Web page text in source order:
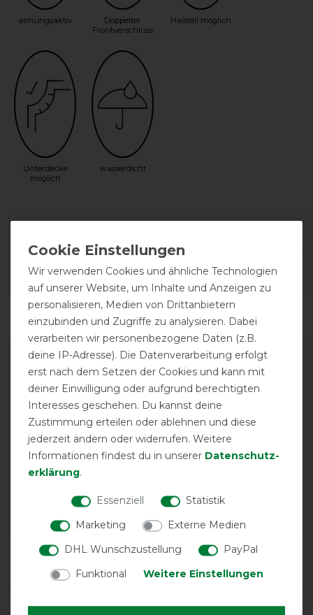
atmungsaktiv
Doppelter
Frontverschluss
Halsteil möglich
Unterdecke
möglich
wasserdicht
Wasch- und Pflegehinweis
EXCELLENT
Navy/Blue/Strong Blue &
Black
Product Reviews
4
Product Rating
Wir verwenden Cookies und ähnliche Technologien
auf unserer Website, um Inhalte und Anzeigen zu
personalisieren, Medien von Drittanbietern
einzubinden und Zugriffe zu analysieren. Dabei
verarbeiten wir personenbezogene Daten (z.B.
deine IP-Adresse). Die Datenverarbeitung erfolgt
erst nach dem Setzen der Cookies und kann mit
deiner Einwilligung oder aufgrund berechtigten
Interesses geschehen. Du kannst deine
Zustimmung erteilen oder ablehnen und diese
jederzeit ändern oder widerrufen. Weitere
Informationen findest du in unserer Daten­schutz­
erklärung.
Essenziell
Statistik
Marketing
Externe Medien
DHL Wunschzustellung
PayPal
Funktional
Weitere Einstellungen